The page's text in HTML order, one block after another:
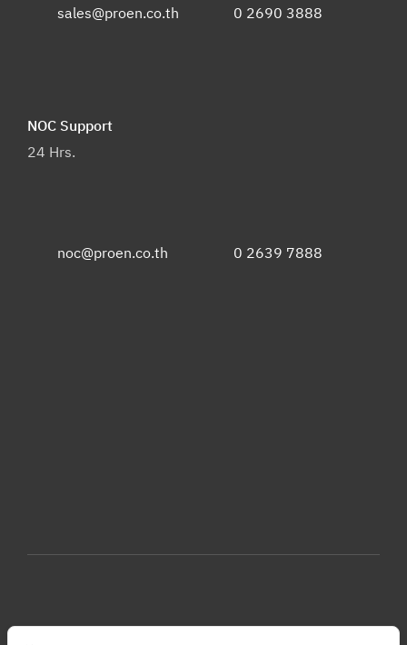
sales@proen.co.th 0 2690 3888
NOC Support
24 Hrs.
noc@proen.co.th 0 2639 7888